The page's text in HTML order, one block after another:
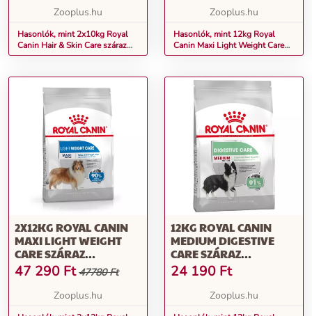
Zooplus.hu
Hasonlók, mint 2x10kg Royal
Canin Hair & Skin Care száraz
macskatáp
Zooplus.hu
Hasonlók, mint 12kg Royal
Canin Maxi Light Weight Care
száraz kutyatáp
2X12KG ROYAL CANIN
MAXI LIGHT WEIGHT
CARE SZÁRAZ
KUTYATÁP
47 290 Ft 47780 Ft
Zooplus.hu
12KG ROYAL CANIN
MEDIUM DIGESTIVE
CARE SZÁRAZ
KUTYATÁP
24 190 Ft
Zooplus.hu